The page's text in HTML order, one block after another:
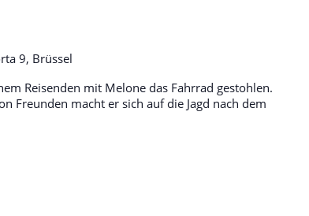
9, Brüssel
Reisenden mit Melone das Fahrrad gestohlen.
Freunden macht er sich auf die Jagd nach dem